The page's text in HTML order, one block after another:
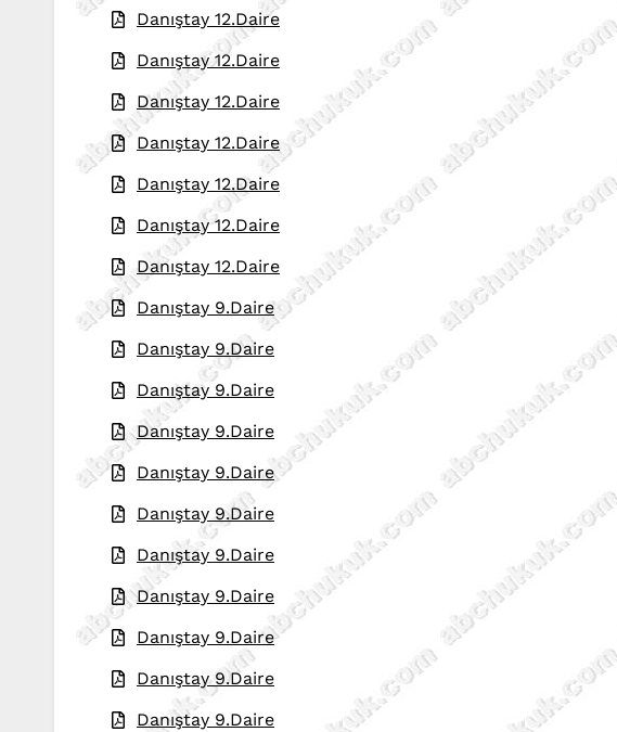
Danıştay 12.Daire
Danıştay 12.Daire
Danıştay 12.Daire
Danıştay 12.Daire
Danıştay 12.Daire
Danıştay 12.Daire
Danıştay 12.Daire
Danıştay 9.Daire
Danıştay 9.Daire
Danıştay 9.Daire
Danıştay 9.Daire
Danıştay 9.Daire
Danıştay 9.Daire
Danıştay 9.Daire
Danıştay 9.Daire
Danıştay 9.Daire
Danıştay 9.Daire
Danıştay 9.Daire